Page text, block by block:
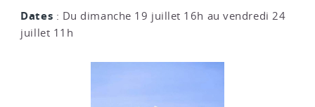
Dates : Du dimanche 19 juillet 16h au vendredi 24
juillet 11h